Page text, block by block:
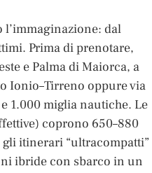
l’immaginazione: dal
Prima di prenotare,
e Palma di Maiorca, a
Ionio–Tirreno oppure via
1.000 miglia nautiche. Le
coprono 650–880
itinerari “ultracompatti”
ibride con sbarco in un